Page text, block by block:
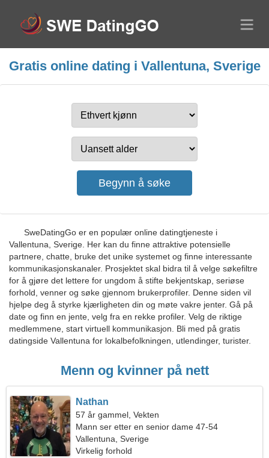
Gratis online dating i Vallentuna, Sverige
SweDatingGo er en populær online datingtjeneste i
Vallentuna, Sverige. Her kan du finne attraktive potensielle
partnere, chatte, bruke det unike systemet og finne interessante
kommunikasjonskanaler. Prosjektet skal bidra til å velge søkefiltre
for å gjøre det lettere for ungdom å stifte bekjentskap, seriøse
forhold, venner og søke gjennom brukerprofiler. Denne siden vil
hjelpe deg å styrke kjærligheten din og møte vakre jenter. Gå på
date og finn en jente, velg fra en rekke profiler. Velg de riktige
medlemmene, start virtuell kommunikasjon. Bli med på gratis
datingside Vallentuna for lokalbefolkningen, utlendinger, turister.
Menn og kvinner på nett
Nathan
57 år gammel, Vekten
Mann ser etter en senior dame 47-54
Vallentuna, Sverige
Virkelig forhold